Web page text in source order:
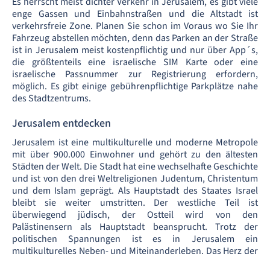
enge Gassen und Einbahnstraßen und die Altstadt ist
verkehrsfreie Zone. Planen Sie schon im Voraus wo Sie Ihr
Fahrzeug abstellen möchten, denn das Parken an der Straße
ist in Jerusalem meist kostenpflichtig und nur über App´s,
die größtenteils eine israelische SIM Karte oder eine
israelische Passnummer zur Registrierung erfordern,
möglich. Es gibt einige gebührenpflichtige Parkplätze nahe
des Stadtzentrums.
Jerusalem entdecken
Jerusalem ist eine multikulturelle und moderne Metropole
mit über 900.000 Einwohner und gehört zu den ältesten
Städten der Welt. Die Stadt hat eine wechselhafte Geschichte
und ist von den drei Weltreligionen Judentum, Christentum
und dem Islam geprägt. Als Hauptstadt des Staates Israel
bleibt sie weiter umstritten. Der westliche Teil ist
überwiegend jüdisch, der Ostteil wird von den
Palästinensern als Hauptstadt beansprucht. Trotz der
politischen Spannungen ist es in Jerusalem ein
multikulturelles Neben- und Miteinanderleben. Das Herz der